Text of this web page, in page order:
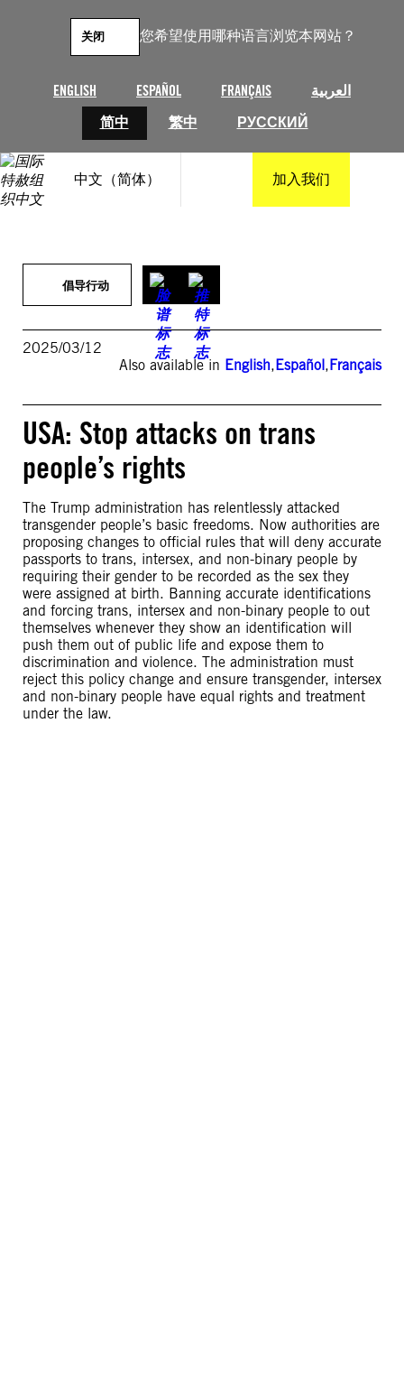
您希望使用哪种语言浏览本网站？
ENGLISH ESPAÑOL FRANÇAIS
العربية
简中
繁中 РУССКИЙ
关闭
中文（简体） 加入我们
倡导行动
2025/03/12
Also available in English,Español,Français
USA: Stop attacks on trans
people’s rights
The Trump administration has relentlessly attacked
transgender people’s basic freedoms. Now authorities are
proposing changes to official rules that will deny accurate
passports to trans, intersex, and non-binary people by
requiring their gender to be recorded as the sex they
were assigned at birth. Banning accurate identifications
and forcing trans, intersex and non-binary people to out
themselves whenever they show an identification will
push them out of public life and expose them to
discrimination and violence. The administration must
reject this policy change and ensure transgender, intersex
and non-binary people have equal rights and treatment
under the law.